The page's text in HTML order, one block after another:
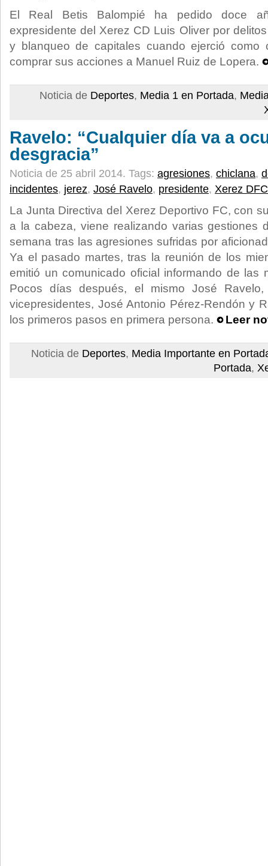
El Real Betis Balompié ha pedido doce
expresidente del Xerez CD Luis Oliver por
y blanqueo de capitales cuando ejerció como
comprar sus acciones a Manuel Ruiz de Lopera.
Noticia de Deportes, Media 1 en Portada,
Ravelo: “Cualquier día va a
desgracia”
Noticia de 25 abril 2014. Tags: agresiones, chiclana,
incidentes, jerez, José Ravelo, presidente, Xerez DFC
La Junta Directiva del Xerez Deportivo FC, con
a la cabeza, viene realizando varias gestiones
semana tras las agresiones sufridas por
Ya el pasado martes, tras la reunión de los
emitió un comunicado oficial informando de las
Pocos días después, el mismo José
vicepresidentes, José Antonio Pérez-Rendón y
los primeros pasos en primera persona.
Leer
Noticia de Deportes, Media Importante en
Portada,